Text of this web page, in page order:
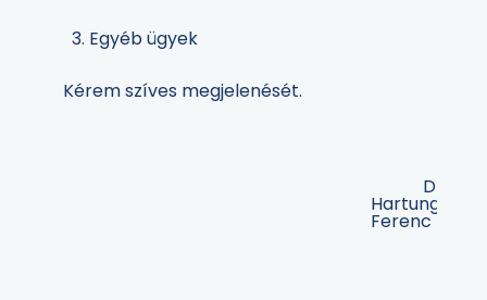
Egyéb ügyek
Kérem szíves megjelenését.
Dr.
Hartung
Ferenc